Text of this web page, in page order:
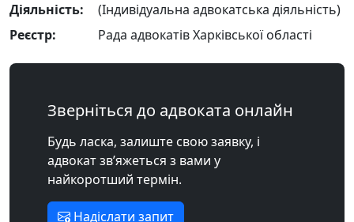
Діяльність:
(Індивідуальна адвокатська діяльність)
Реєстр:
Рада адвокатів Харківської області
Зверніться до адвоката онлайн
Будь ласка, залиште свою заявку, і
адвокат зв’яжеться з вами у
найкоротший термін.
Надіслати запит